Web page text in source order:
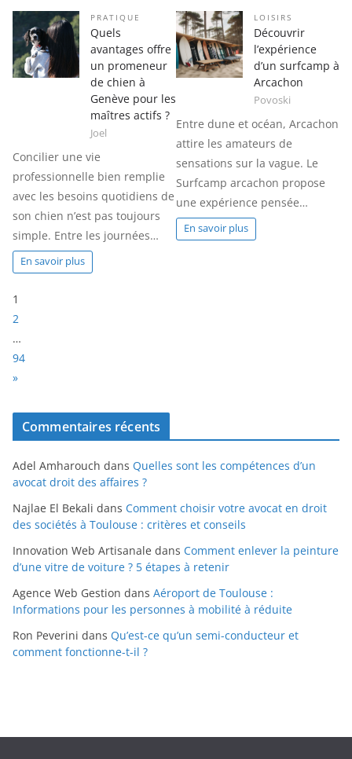
PRATIQUE
Quels
avantages offre
un promeneur
de chien à
Genève pour les
maîtres actifs ?
Joel
Concilier une vie
professionnelle bien remplie
avec les besoins quotidiens de
son chien n’est pas toujours
simple. Entre les journées…
En savoir plus
LOISIRS
Découvrir
l’expérience
d’un surfcamp à
Arcachon
Povoski
Entre dune et océan, Arcachon
attire les amateurs de
sensations sur la vague. Le
Surfcamp arcachon propose
une expérience pensée…
En savoir plus
P
a
e
:
1
2
…
94
N
x
»
Commentaires récents
Adel Amharouch dans Quelles sont les compétences d’un
avocat droit des affaires ?
Najlae El Bekali dans Comment choisir votre avocat en droit
des sociétés à Toulouse : critères et conseils
Innovation Web Artisanale dans Comment enlever la peinture
d’une vitre de voiture ? 5 étapes à retenir
Agence Web Gestion dans Aéroport de Toulouse :
Informations pour les personnes à mobilité à réduite
Ron Peverini dans Qu’est-ce qu’un semi-conducteur et
comment fonctionne-t-il ?